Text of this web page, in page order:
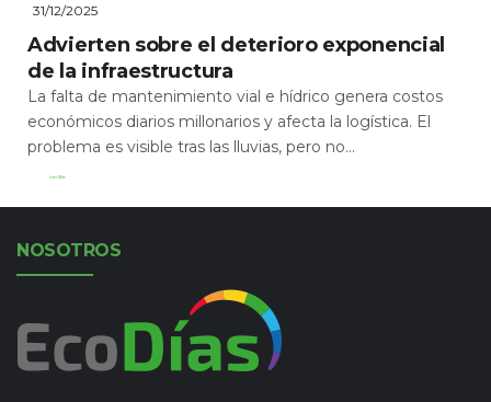
31/12/2025
Advierten sobre el deterioro exponencial
de la infraestructura
La falta de mantenimiento vial e hídrico genera costos
económicos diarios millonarios y afecta la logística. El
problema es visible tras las lluvias, pero no...
Leer Más
NOSOTROS